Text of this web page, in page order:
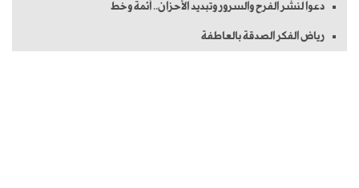
دعوا لنشر الفرح والسرور وتبديد الأحزان.. أئمة وخط
رياض الفكر الصدقة بالعاطفة